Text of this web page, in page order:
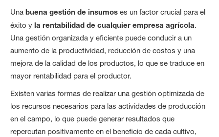
Unabuena gestión de insumos es un factor crucial para el
éxito yla rentabilidad de cualquier empresa agrícola.
Una gestión organizada y eficiente puede conducir a un
aumento de la productividad, reducción de costos y una
mejora de la calidad de los productos, lo que se traduce en
mayor rentabilidad para el productor.
Existen varias formas de realizar una gestión optimizada de
los recursos necesarios para las actividades de producción
en el campo, lo que puede generar resultados que
repercutan positivamente en el beneficio de cada cultivo,